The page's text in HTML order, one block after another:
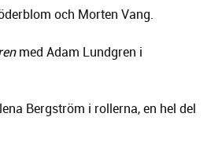
och Morten Vang.
med Adam Lundgren i
Bergström i rollerna, en hel del